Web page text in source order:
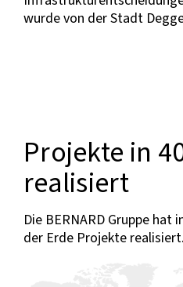
wurde von der Stadt
Projekte in
realisiert
Die BERNARD Gruppe hat
der Erde Projekte realisiert.